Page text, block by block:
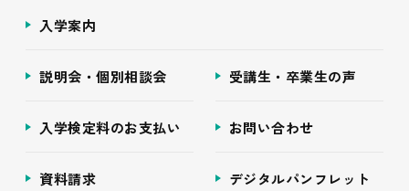
入学案内
説明会・個別相談会 受講生・卒業生の声
入学検定料のお支払い お問い合わせ
資料請求 デジタルパンフレット